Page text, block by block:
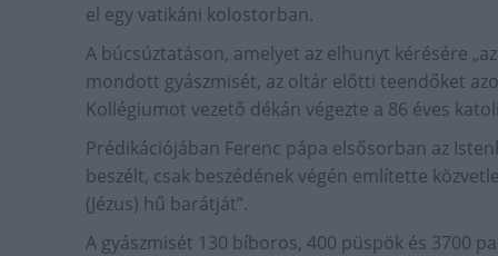
el egy vatikáni kolostorban.
A búcsúztatáson, amelyet az elhunyt kérésére
mondott gyászmisét, az oltár előtti teendőket
Kollégiumot vezető dékán végezte a 86 éves
Prédikációjában Ferenc pápa elsősorban az
beszélt, csak beszédének végén említette
(Jézus) hű barátját”.
A gyászmisét 130 bíboros, 400 püspök és 3700